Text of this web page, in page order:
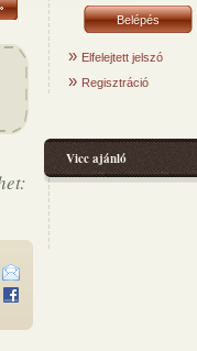
» Elfelejtett jelszó
» Regisztráció
Vicc ajánló